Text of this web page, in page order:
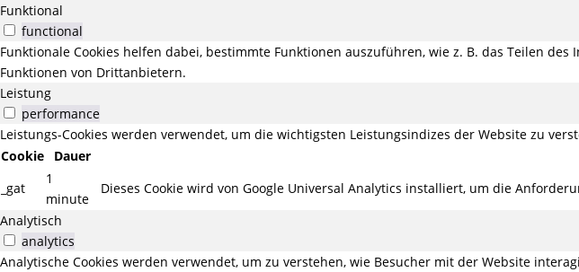
Funktional
functional
Funktionale Cookies helfen dabei, bestimmte Funktionen auszuführen, wie z. B. das Teilen
Funktionen von Drittanbietern.
Leistung
performance
Leistungs-Cookies werden verwendet, um die wichtigsten Leistungsindizes der Website zu
Cookie
Dauer
_gat
1
minute
Dieses Cookie wird von Google Universal Analytics installiert, um die
Analytisch
analytics
Analytische Cookies werden verwendet, um zu verstehen, wie Besucher mit der Website